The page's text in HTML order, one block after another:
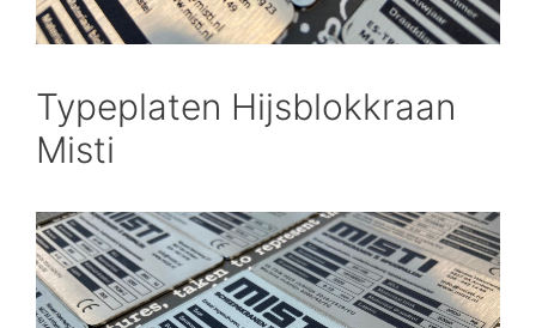
Typeplaten Hijsblokkraan
Misti